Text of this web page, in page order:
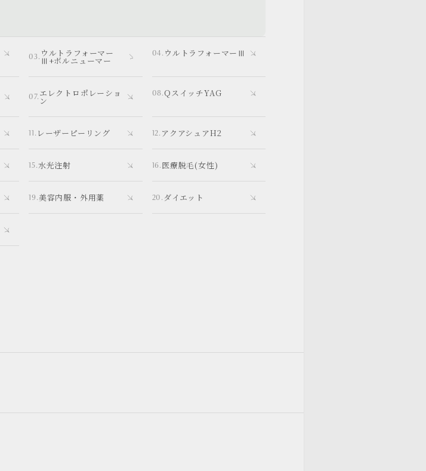
ウルトラフォーマー
Ⅲ+ボルニューマー
ウルトラフォーマーⅢ
エレクトロポレーショ
ン
QスイッチYAG
レーザーピーリング アクアシュアH2
水光注射 医療脱毛(女性)
美容内服・外用薬 ダイエット